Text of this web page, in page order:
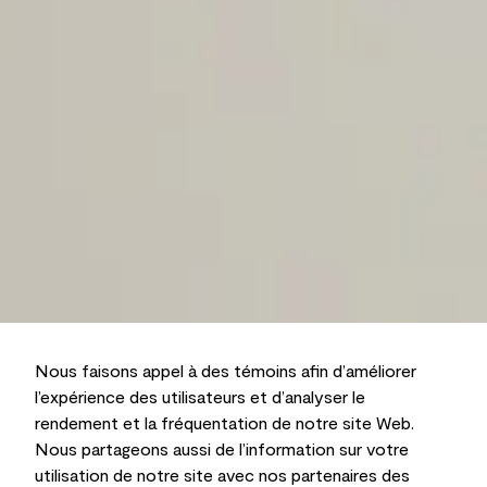
Nous faisons appel à des témoins afin d’améliorer
l’expérience des utilisateurs et d’analyser le
rendement et la fréquentation de notre site Web.
Nous partageons aussi de l’information sur votre
utilisation de notre site avec nos partenaires des